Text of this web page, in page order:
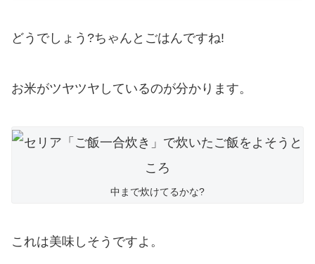
どうでしょう?ちゃんとごはんですね!
お米がツヤツヤしているのが分かります。
中まで炊けてるかな?
これは美味しそうですよ。